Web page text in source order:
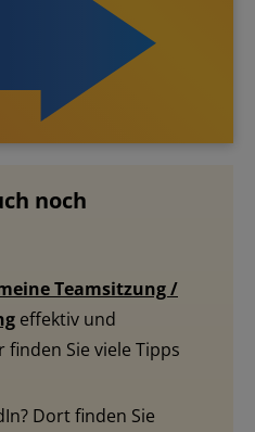
noch
Teamsitzung /
effektiv und
finden Sie viele Tipps
Dort finden Sie